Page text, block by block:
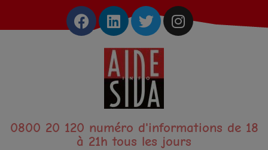
0800 20 120 numéro d'informations de 18
à 21h tous les jours